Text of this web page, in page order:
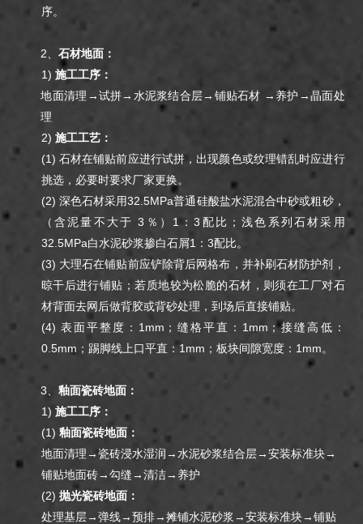
序。
2、石材地面：
1) 施工工序：
地面清理→试拼→水泥浆结合层→铺贴石材 →养护→晶面处
理
2) 施工工艺：
(1) 石材在铺贴前应进行试拼，出现颜色或纹理错乱时应进行
挑选，必要时要求厂家更换。
(2) 深色石材采用32.5MPa普通硅酸盐水泥混合中砂或粗砂，
（含泥量不大于 3％）1：3配比；浅色系列石材采用
32.5MPa白水泥砂浆掺白石屑1：3配比。
(3) 大理石在铺贴前应铲除背后网格布，并补刷石材防护剂，
晾干后进行铺贴；若质地较为松脆的石材，则须在工厂对石
材背面去网后做背胶或背砂处理，到场后直接铺贴。
(4) 表面平整度：1mm；缝格平直：1mm；接缝高低：
0.5mm；踢脚线上口平直：1mm；板块间隙宽度：1mm。
3、釉面瓷砖地面：
1) 施工工序：
(1) 釉面瓷砖地面：
地面清理→瓷砖浸水湿润→水泥砂浆结合层→安装标准块→
铺贴地面砖→勾缝→清洁→养护
(2) 抛光瓷砖地面：
处理基层→弹线→预排→摊铺水泥砂浆→安装标准块→铺贴